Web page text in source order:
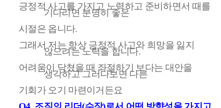
긍정적 사고를 가지고 노력하고 준비하면서 때를
기다리면 분명히 좋은
시절은 옵니다.
그래서 저는 항상 긍정적 사고와 희망을 잃지
않으려는 노력을 합니다.
어려움이 닥쳤을 때 좌절하기 보다는 대안을
생각하고 그러다보면 다른
기회가 오기 마련이거든요